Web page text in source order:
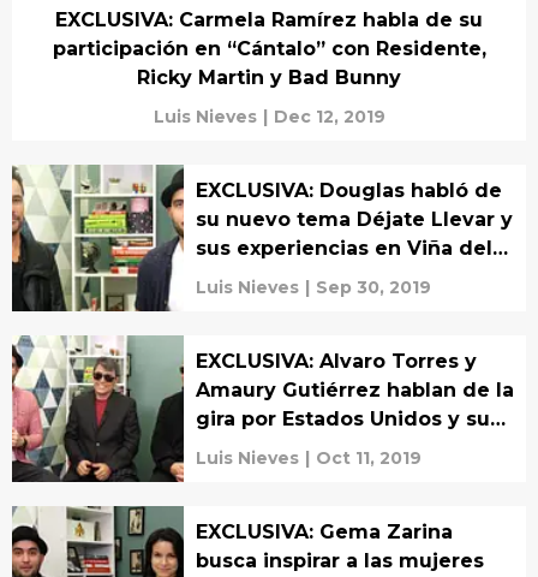
EXCLUSIVA: Carmela Ramírez habla de su
participación en “Cántalo” con Residente,
Ricky Martin y Bad Bunny
Luis Nieves | Dec 12, 2019
EXCLUSIVA: Douglas habló de
su nuevo tema Déjate Llevar y
sus experiencias en Viña del
Mar
Luis Nieves | Sep 30, 2019
EXCLUSIVA: Alvaro Torres y
Amaury Gutiérrez hablan de la
gira por Estados Unidos y sus
nuevos temas
Luis Nieves | Oct 11, 2019
EXCLUSIVA: Gema Zarina
busca inspirar a las mujeres